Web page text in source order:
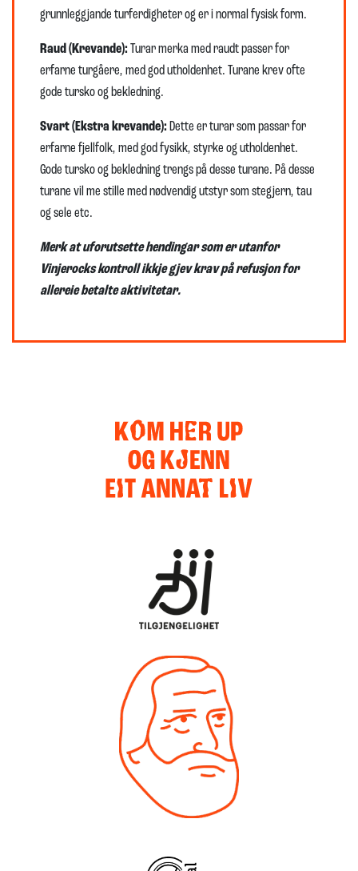
grunnleggjande turferdigheter og er i normal fysisk form.
Raud (Krevande):Turar merka med raudt passer for
erfarne turgåere, med god utholdenhet. Turane krev ofte
gode tursko og bekledning.
Svart (Ekstra krevande):Dette er turar som passar for
erfarne fjellfolk, med god fysikk, styrke og utholdenhet.
Gode tursko og bekledning trengs på desse turane. På desse
turane vil me stille med nødvendig utstyr som stegjern, tau
og sele etc.
Merk at uforutsette hendingar som er utanfor
Vinjerocks kontroll ikkje gjev krav på refusjon for
allereie betalte aktivitetar.